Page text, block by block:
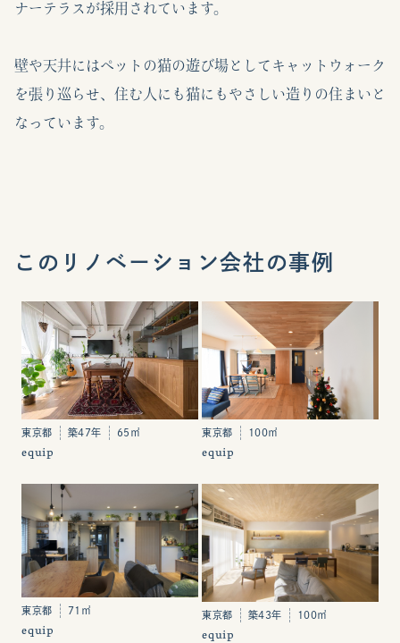
ナーテラスが採用されています。
壁や天井にはペットの猫の遊び場としてキャットウォーク
を張り巡らせ、住む人にも猫にもやさしい造りの住まいと
なっています。
このリノベーション会社の事例
東京都 築47年 65㎡
equip
東京都 100㎡
equip
東京都 71㎡
equip
東京都 築43年 100㎡
equip